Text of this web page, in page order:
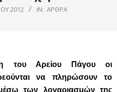
2012 IN: ΆΡΘΡΑ
του Αρείου Πάγου οι
να πληρώσουν το
μέσω των λογαριασμών της